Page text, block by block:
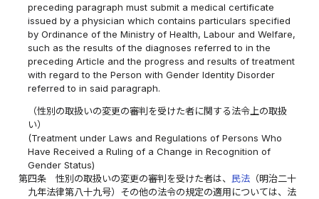
preceding paragraph must submit a medical certificate
issued by a physician which contains particulars specified
by Ordinance of the Ministry of Health, Labour and Welfare,
such as the results of the diagnoses referred to in the
preceding Article and the progress and results of treatment
with regard to the Person with Gender Identity Disorder
referred to in said paragraph.
（性別の取扱いの変更の審判を受けた者に関する法令上の取扱
い）
(Treatment under Laws and Regulations of Persons Who
Have Received a Ruling of a Change in Recognition of
Gender Status)
第四条
性別の取扱いの変更の審判を受けた者は、 民法 （明治二十
九年法律第八十九号）その他の法令の規定の適用については、法